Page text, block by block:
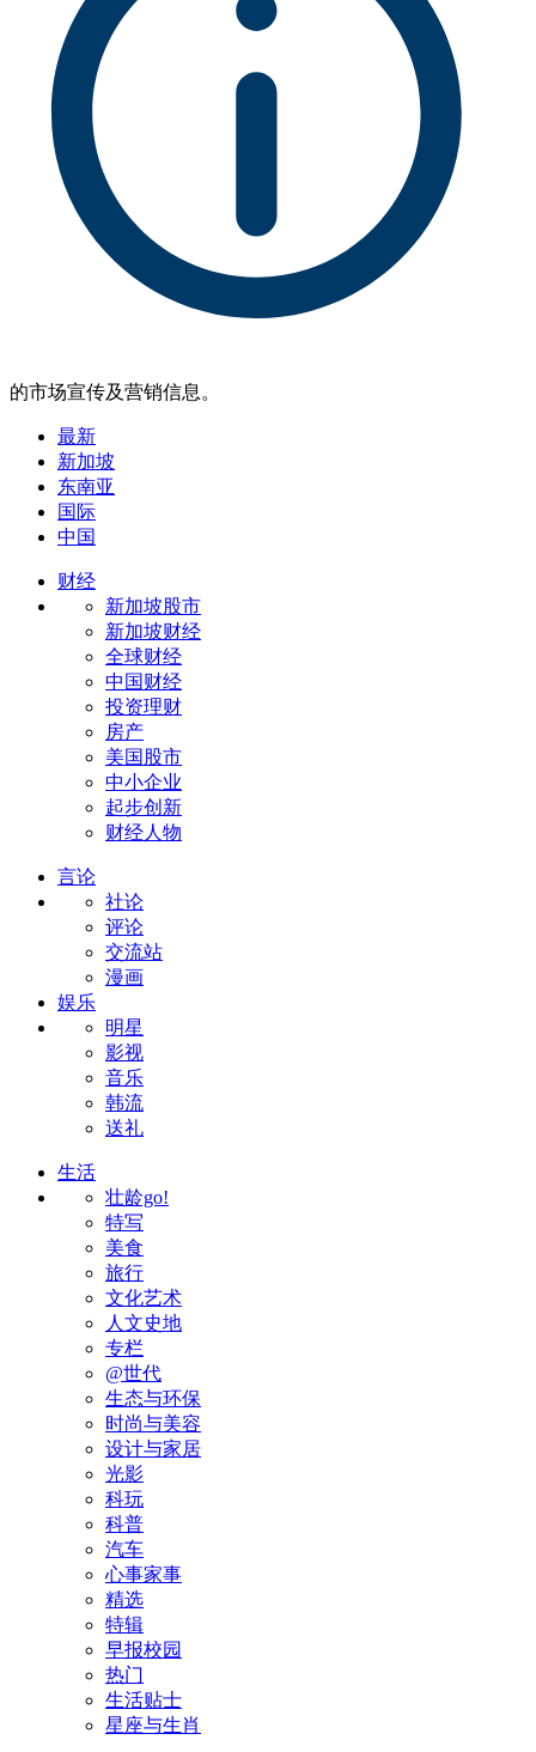
的市场宣传及营销信息。
最新
新加坡
东南亚
国际
中国
财经
新加坡股市
新加坡财经
全球财经
中国财经
投资理财
房产
美国股市
中小企业
起步创新
财经人物
言论
社论
评论
交流站
漫画
娱乐
明星
影视
音乐
韩流
送礼
生活
壮龄go!
特写
美食
旅行
文化艺术
人文史地
专栏
@世代
生态与环保
时尚与美容
设计与家居
光影
科玩
科普
汽车
心事家事
精选
特辑
早报校园
热门
生活贴士
星座与生肖